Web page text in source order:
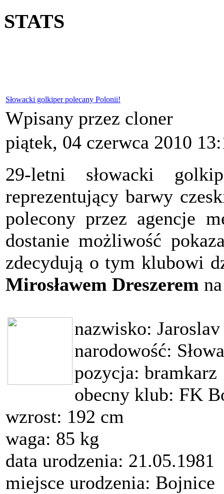
STATS
Słowacki golkiper polecany Polonii!
Wpisany przez cloner
piątek, 04 czerwca 2010
29-letni słowacki
reprezentujący barwy
polecony przez agencje
dostanie możliwość
zdecydują o tym klubowi
Mirosławem Dreszerem
nazwisko:
narodowość:
pozycja: bramkarz
obecny klub: FK
wzrost: 192 cm
waga: 85 kg
data urodzenia: 21.05.1981
miejsce urodzenia: Bojnice